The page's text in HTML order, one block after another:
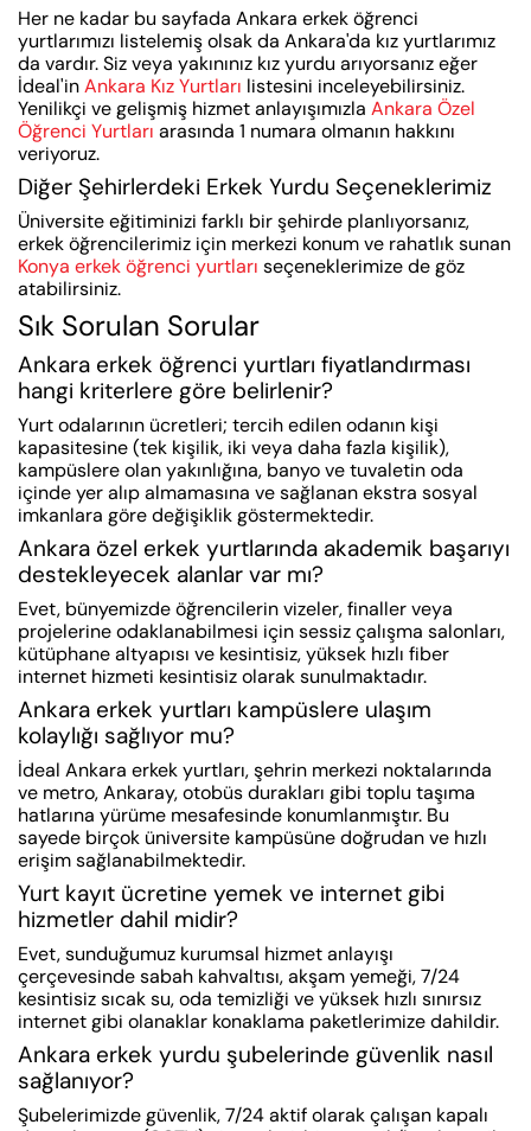
Her ne kadar bu sayfada Ankara erkek öğrenci
yurtlarımızı listelemiş olsak da Ankara'da kız yurtlarımız
da vardır. Siz veya yakınınız kız yurdu arıyorsanız eğer
İdeal'inAnkara Kız Yurtları listesini inceleyebilirsiniz.
Yenilikçi ve gelişmiş hizmet anlayışımızla Ankara Özel
Öğrenci Yurtları arasında 1 numara olmanın hakkını
veriyoruz.
Diğer Şehirlerdeki Erkek Yurdu Seçeneklerimiz
Üniversite eğitiminizi farklı bir şehirde planlıyorsanız,
erkek öğrencilerimiz için merkezi konum ve rahatlık sunan
Konya erkek öğrenci yurtları seçeneklerimize de göz
atabilirsiniz.
Sık Sorulan Sorular
Ankara erkek öğrenci yurtları fiyatlandırması
hangi kriterlere göre belirlenir?
Yurt odalarının ücretleri; tercih edilen odanın kişi
kapasitesine (tek kişilik, iki veya daha fazla kişilik),
kampüslere olan yakınlığına, banyo ve tuvaletin oda
içinde yer alıp almamasına ve sağlanan ekstra sosyal
imkanlara göre değişiklik göstermektedir.
Ankara özel erkek yurtlarında akademik başarıyı
destekleyecek alanlar var mı?
Evet, bünyemizde öğrencilerin vizeler, finaller veya
projelerine odaklanabilmesi için sessiz çalışma salonları,
kütüphane altyapısı ve kesintisiz, yüksek hızlı fiber
internet hizmeti kesintisiz olarak sunulmaktadır.
Ankara erkek yurtları kampüslere ulaşım
kolaylığı sağlıyor mu?
İdeal Ankara erkek yurtları, şehrin merkezi noktalarında
ve metro, Ankaray, otobüs durakları gibi toplu taşıma
hatlarına yürüme mesafesinde konumlanmıştır. Bu
sayede birçok üniversite kampüsüne doğrudan ve hızlı
erişim sağlanabilmektedir.
Yurt kayıt ücretine yemek ve internet gibi
hizmetler dahil midir?
Evet, sunduğumuz kurumsal hizmet anlayışı
çerçevesinde sabah kahvaltısı, akşam yemeği, 7/24
kesintisiz sıcak su, oda temizliği ve yüksek hızlı sınırsız
internet gibi olanaklar konaklama paketlerimize dahildir.
Ankara erkek yurdu şubelerinde güvenlik nasıl
sağlanıyor?
Şubelerimizde güvenlik, 7/24 aktif olarak çalışan kapalı